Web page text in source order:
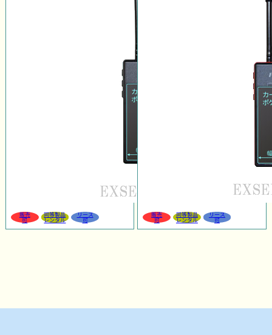
販売
可
同等製品
レンタル
リース
可
販売
可
同等製品
レンタル
リース
可